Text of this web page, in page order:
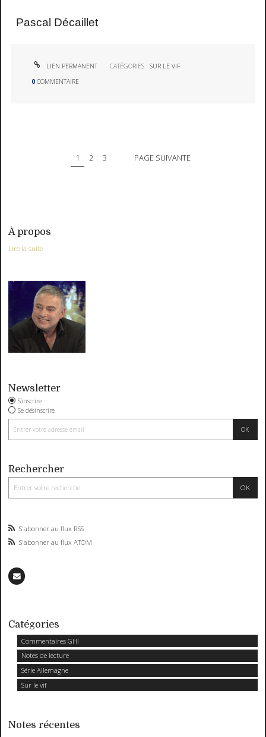
Pascal Décaillet
LIEN PERMANENT CATÉGORIES :SUR LE VIF
0 COMMENTAIRE
1 2 3 PAGE SUIVANTE
À propos
Lire la suite
Newsletter
S'inscrire
Se désinscrire
Rechercher
S'abonner au flux RSS
S'abonner au flux ATOM
Catégories
Commentaires GHI
Notes de lecture
Série Allemagne
Sur le vif
Notes récentes